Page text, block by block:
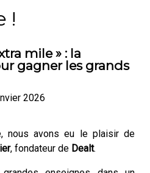
!
mile » : la
gagner les grands
2026
nous avons eu le plaisir de
, fondateur de Dealt.